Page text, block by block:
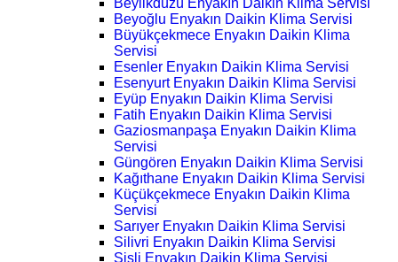
Beylikdüzü Enyakın Daikin Klima Servisi
Beyoğlu Enyakın Daikin Klima Servisi
Büyükçekmece Enyakın Daikin Klima
Servisi
Esenler Enyakın Daikin Klima Servisi
Esenyurt Enyakın Daikin Klima Servisi
Eyüp Enyakın Daikin Klima Servisi
Fatih Enyakın Daikin Klima Servisi
Gaziosmanpaşa Enyakın Daikin Klima
Servisi
Güngören Enyakın Daikin Klima Servisi
Kağıthane Enyakın Daikin Klima Servisi
Küçükçekmece Enyakın Daikin Klima
Servisi
Sarıyer Enyakın Daikin Klima Servisi
Silivri Enyakın Daikin Klima Servisi
Şişli Enyakın Daikin Klima Servisi